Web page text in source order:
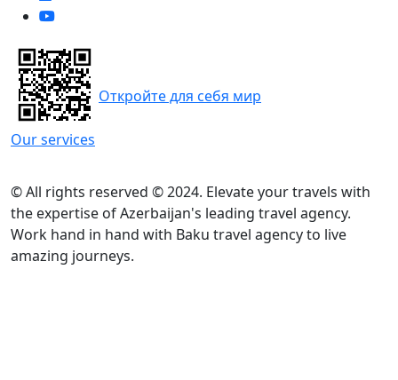
Our services
Откройте для себя мир
© All rights reserved © 2024. Elevate your travels with
the expertise of Azerbaijan's leading travel agency.
Work hand in hand with Baku travel agency to live
amazing journeys.